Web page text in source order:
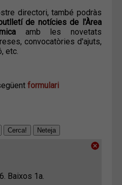
directori, també podràs
de notícies de l'Àrea
amb les novetats
convocatòries d'ajuts,
etc.
formulari
Baixos 1a.